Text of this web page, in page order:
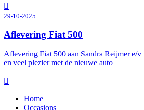
29-10-2025
Aflevering Fiat 500
Aflevering Fiat 500 aan Sandra Reijmer e/v
en veel plezier met de nieuwe auto
Home
Occasions